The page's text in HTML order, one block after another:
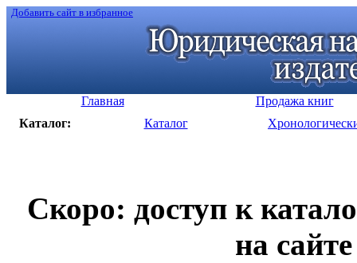
Добавить сайт в избранное
Главная
Продажа книг
Каталог:
Каталог
Скоро: доступ к
на